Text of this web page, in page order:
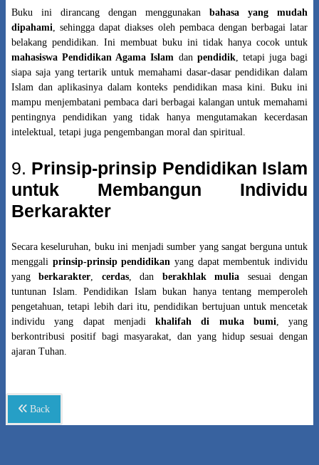
Buku ini dirancang dengan menggunakan bahasa yang mudah
dipahami , sehingga dapat diakses oleh pembaca dengan berbagai latar
belakang pendidikan. Ini membuat buku ini tidak hanya cocok untuk
mahasiswa Pendidikan Agama Islam dan pendidik, tetapi juga bagi
siapa saja yang tertarik untuk memahami dasar-dasar pendidikan dalam
Islam dan aplikasinya dalam konteks pendidikan masa kini. Buku ini
mampu menjembatani pembaca dari berbagai kalangan untuk memahami
pentingnya pendidikan yang tidak hanya mengutamakan kecerdasan
intelektual, tetapi juga pengembangan moral dan spiritual.
9. Prinsip-prinsip Pendidikan Islam
untuk Membangun Individu
Berkarakter
Secara keseluruhan, buku ini menjadi sumber yang sangat berguna untuk
menggali prinsip-prinsip pendidikan yang dapat membentuk individu
yangberkarakter cerdas, dan berakhlak mulia sesuai dengan
tuntunan Islam. Pendidikan Islam bukan hanya tentang memperoleh
pengetahuan, tetapi lebih dari itu, pendidikan bertujuan untuk mencetak
individu yang dapat menjadi khalifah di muka bumi , yang
berkontribusi positif bagi masyarakat, dan yang hidup sesuai dengan
ajaran Tuhan.
Back